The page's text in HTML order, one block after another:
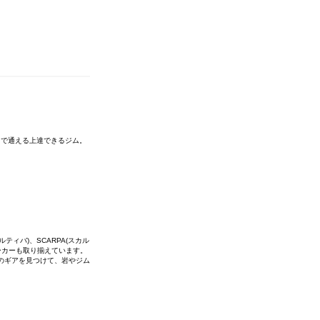
通える上達できるジム。
ティバ)、SCARPA(スカル
ーも取り揃えています。
ギアを見つけて、岩やジム